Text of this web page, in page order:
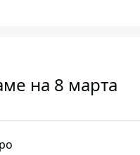
на 8 марта